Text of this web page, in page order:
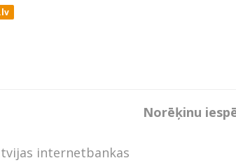
Norēķinu
internetbankas